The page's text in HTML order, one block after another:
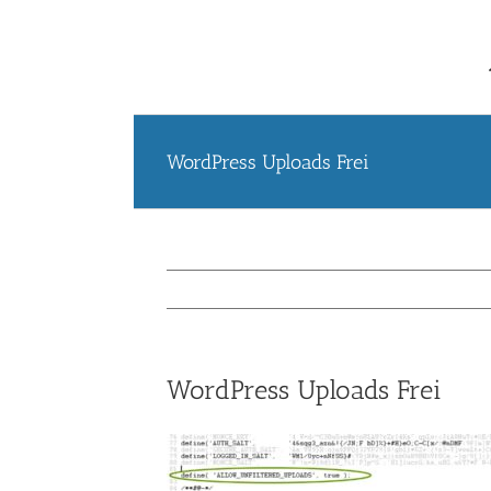
WordPress Uploads Frei
WordPress Uploads Frei